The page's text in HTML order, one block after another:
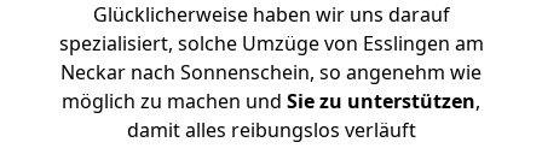
Glücklicherweise haben wir uns darauf
spezialisiert, solche Umzüge von Esslingen am
Neckar nach Sonnenschein, so angenehm wie
möglich zu machen und Sie zu unterstützen,
damit alles reibungslos verläuft